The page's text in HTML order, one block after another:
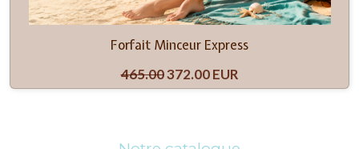
Forfait Minceur Express
465.00372.00 EUR